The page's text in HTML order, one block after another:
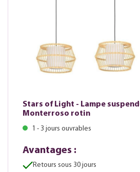
Stars of Light - Lampe
Monterroso rotin
1 - 3 jours ouvrables
Avantages :
Retours sous 30 jours